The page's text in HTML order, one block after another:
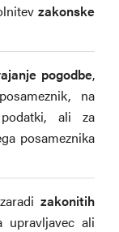
zakonske
pogodbe,
na
ali za
posameznika
zakonitih
upravljavec ali